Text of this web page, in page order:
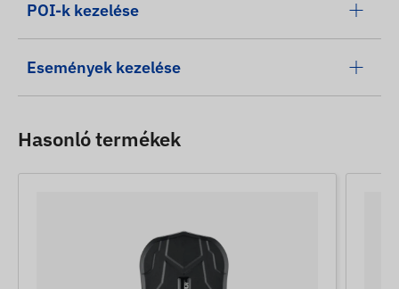
POI-k kezelése
Események kezelése
Hasonló termékek